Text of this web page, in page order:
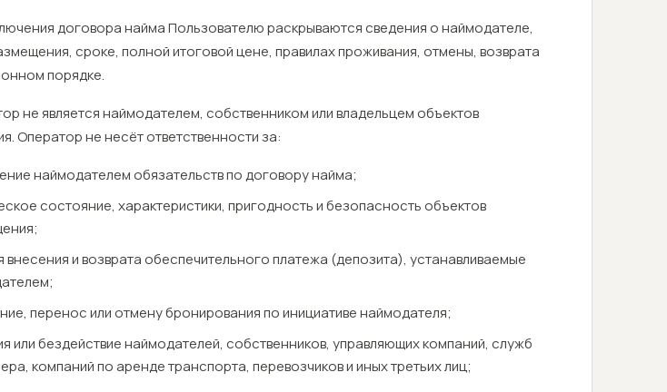
договора найма Пользователю раскрываются сведения о наймодателе,
сроке, полной итоговой цене, правилах проживания, отмены, возврата
порядке.
не является наймодателем, собственником или владельцем объектов
Оператор не несёт ответственности за:
наймодателем обязательств по договору найма;
состояние, характеристики, пригодность и безопасность объектов
внесения и возврата обеспечительного платежа (депозита), устанавливаемые
перенос или отмену бронирования по инициативе наймодателя;
или бездействие наймодателей, собственников, управляющих компаний, служб
компаний по аренде транспорта, перевозчиков и иных третьих лиц;